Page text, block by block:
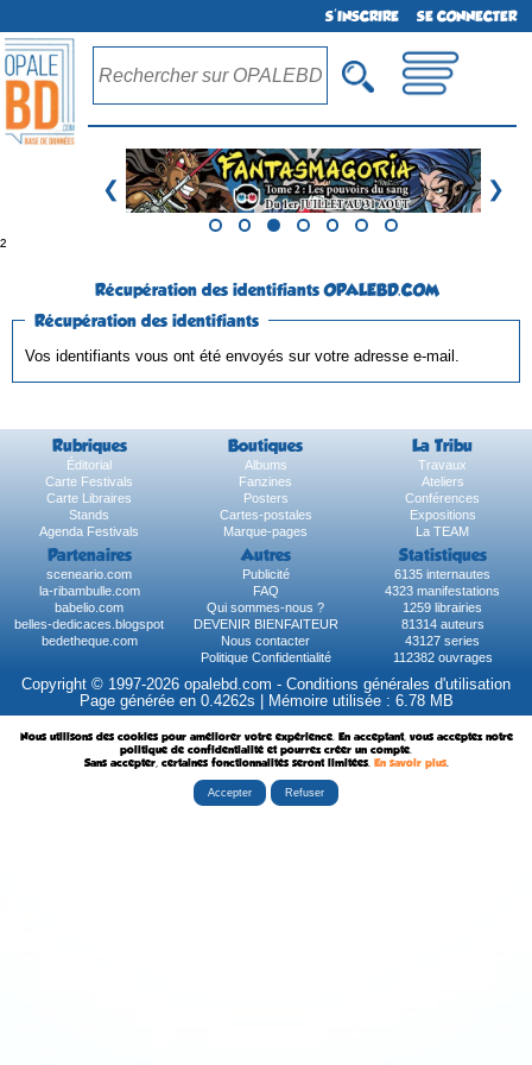
S'INSCRIRE SE CONNECTER
❮ ❯
²
Récupération des identifiants OPALEBD.COM
Récupération des identifiants
Vos identifiants vous ont été envoyés sur votre adresse e-mail.
Rubriques Boutiques La Tribu
Éditorial Albums
Travaux
Carte Festivals
Fanzines
Ateliers
Carte Libraires
Posters
Conférences
Stands
Cartes-postales
Expositions
Agenda Festivals
Marque-pages La TEAM
Partenaires Autres Statistiques
sceneario.com Publicité
6135 internautes
la-ribambulle.com
FAQ
4323 manifestations
babelio.com
Qui sommes-nous ?
1259 librairies
belles-dedicaces.blogspot
DEVENIR BIENFAITEUR
81314 auteurs
bedetheque.com
Nous contacter
43127 series
Politique Confidentialité
112382 ouvrages
Copyright © 1997-2026 opalebd.com - Conditions générales d'utilisation
Page générée en 0.4262s | Mémoire utilisée : 6.78 MB
Nous utilisons des cookies pour améliorer votre expérience. En acceptant, vous acceptez notre
politique de confidentialité et pourrez créer un compte.
Sans accepter, certaines fonctionnalités seront limitées. En savoir plus.
Accepter Refuser